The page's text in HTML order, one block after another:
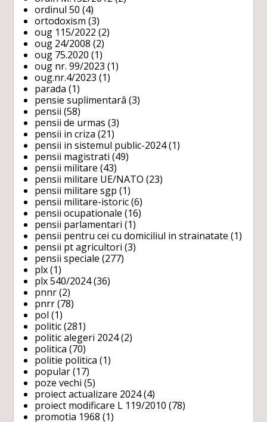
ordinul 50 (4)
ortodoxism (3)
oug 115/2022 (2)
oug 24/2008 (2)
oug 75.2020 (1)
oug nr. 99/2023 (1)
oug.nr.4/2023 (1)
parada (1)
pensie suplimentarâ (3)
pensii (58)
pensii de urmas (3)
pensii in criza (21)
pensii in sistemul public-2024(1)
pensii magistrati (49)
pensii militare (43)
pensii militare UE/NATO (23)
pensii militare sgp (1)
pensii militare-istoric (6)
pensii ocupationale (16)
pensii parlamentari (1)
pensii pentru cei cu domiciliul in strainatate (1)
pensii pt agricultori (3)
pensii speciale (277)
plx (1)
plx 540/2024(36)
pnnr (2)
pnrr (78)
pol (1)
politic (281)
politic alegeri 2024(2)
politica (70)
politie politica (1)
popular (17)
poze vechi (5)
proiect actualizare 2024(4)
proiect modificare L 119/2010 (78)
promotia 1968 (1)